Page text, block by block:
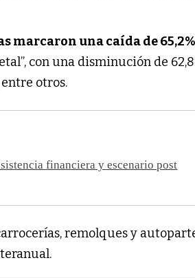
marcaron una caída de 65,2%
con una disminución de
entre otros.
financiera y escenario post
remolques y